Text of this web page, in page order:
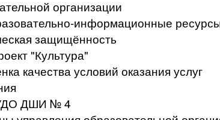
организации
информационные
защищённость
"Культура"
качества условий оказания услуг
ДШИ № 4